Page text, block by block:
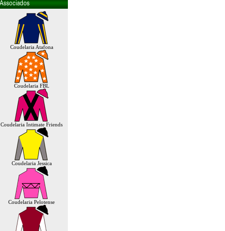
Coudelaria Atafona
Coudelaria FBL
Coudelaria Intimate Friends
Coudelaria Jessica
Coudelaria Pelotense